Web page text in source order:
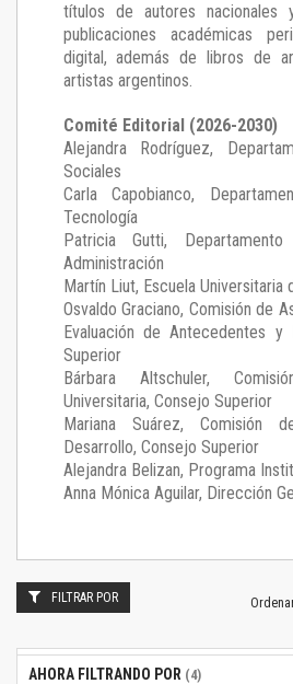
títulos de autores nacionales
publicaciones académicas
digital, además de libros de
artistas argentinos.
Comité Editorial (2026-2030)
Alejandra Rodríguez,
Sociales
Carla Capobianco,
Tecnología
Patricia Gutti,
Administración
Martín Liut, Escuela Universitaria
Osvaldo Graciano, Comisión de
Evaluación de Antecedentes y
Superior
Bárbara Altschuler,
Universitaria, Consejo Superior
Mariana Suárez, Comisión
Desarrollo, Consejo Superior
Alejandra Belizan, Programa
Anna Mónica Aguilar, Dirección
FILTRAR POR
AHORA FILTRANDO POR